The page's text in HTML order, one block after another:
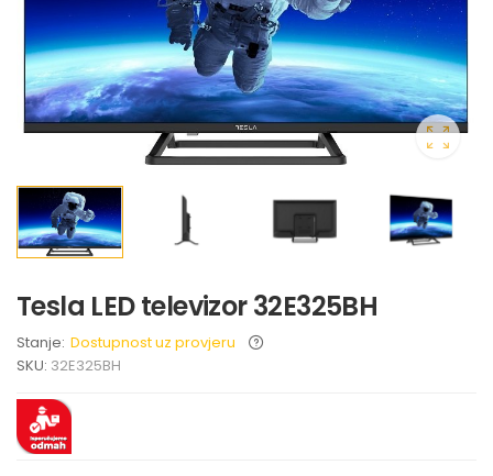
Tesla LED televizor 32E325BH
Stanje: Dostupnost uz provjeru
SKU: 32E325BH